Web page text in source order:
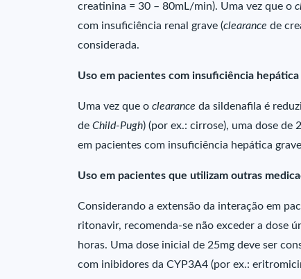
creatinina = 30 – 80mL/min). Uma vez que o
com insuficiência renal grave (clearance de
considerada.
Uso em pacientes com insuficiência hepática
Uma vez que o clearance da sildenafila é
de Child-Pugh) (por ex.: cirrose), uma dose de
em pacientes com insuficiência hepática
Uso em pacientes que utilizam outras
Considerando a extensão da interação em
ritonavir, recomenda-se não exceder a dose
horas. Uma dose inicial de 25mg deve ser
com inibidores da CYP3A4 (por ex.: